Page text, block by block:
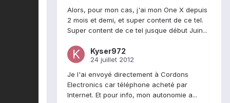
Alors, pour mon cas, j'ai mon One X depuis
2 mois et demi, et super content de ce tel.
Super content de ce tel jusque début Juin...
Kyser972
24 juillet 2012
Je l'ai envoyé directement à Cordons
Electronics car téléphone acheté par
Internet. Et pour info, mon autonomie a...